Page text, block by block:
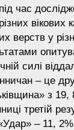
час
вікових
верств у
силі
– це
з 19,
третій
– 11,